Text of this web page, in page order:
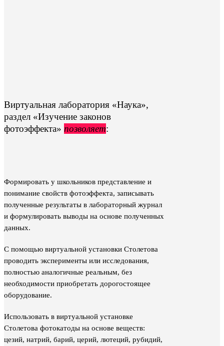
Виртуальная лаборатория «Наука»,
раздел «Изучение законов
фотоэффекта» позволяет:
Формировать у школьников представление и
понимание свойств фотоэффекта, записывать
полученные результаты в лабораторный журнал
и формулировать выводы на основе полученных
данных.
С помощью виртуальной установки Столетова
проводить эксперименты или исследования,
полностью аналогичные реальным, без
необходимости приобретать дорогостоящее
оборудование.
Использовать в виртуальной установке
Столетова фотокатоды на основе веществ:
цезий, натрий, барий, церий, лютеций, рубидий,